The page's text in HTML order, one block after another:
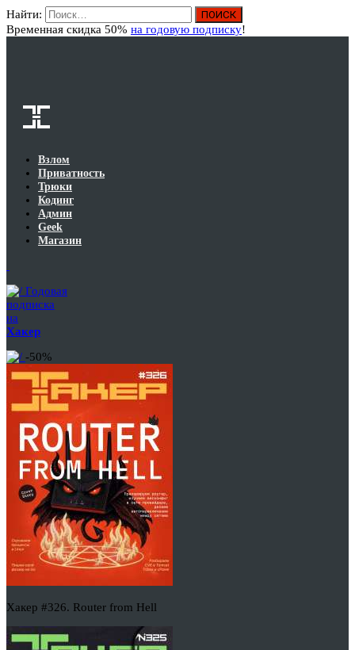
Найти:
Временная скидка 50% на годовую подписку!
Взлом
Приватность
Трюки
Кодинг
Админ
Geek
Магазин
Годовая
подписка
на
Хакер
-50%
Хакер #326. Router from Hell